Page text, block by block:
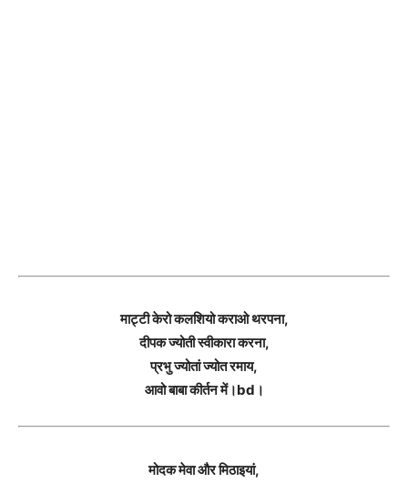
माट्टी केरो कलशियो कराओ थरपना,
दीपक ज्योती स्वीकारा करना,
प्रभु ज्योतां ज्योत रमाय,
आवो बाबा कीर्तन में।bd।
मोदक मेवा और मिठाइयां,